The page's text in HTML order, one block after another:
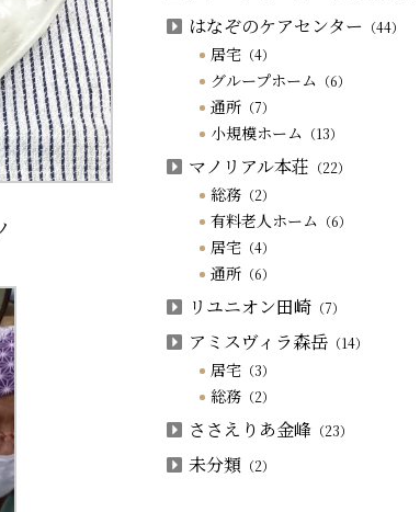
はなぞのケアセンター （44）
居宅 （4）
グループホーム （6）
通所 （7）
小規模ホーム （13）
マノリアル本荘 （22）
総務 （2）
有料老人ホーム （6）
居宅 （4）
通所 （6）
リユニオン田崎 （7）
アミスヴィラ森岳 （14）
居宅 （3）
総務 （2）
ささえりあ金峰 （23）
未分類 （2）